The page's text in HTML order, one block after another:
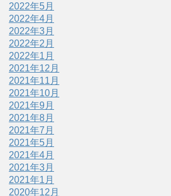
2022年5月
2022年4月
2022年3月
2022年2月
2022年1月
2021年12月
2021年11月
2021年10月
2021年9月
2021年8月
2021年7月
2021年5月
2021年4月
2021年3月
2021年1月
2020年12月